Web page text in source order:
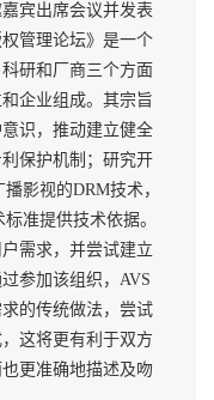
宾出席会议并发表
管理论坛》是一个
研和厂商三个方面
企业组成。其宗旨
识，推动建立健全
保护机制；研究开
影视的DRM技术，
准提供技术依据。
需求，并尝试建立
参加该组织，AVS
的传统做法，尝试
这将更有利于双方
更准确地描述及吻